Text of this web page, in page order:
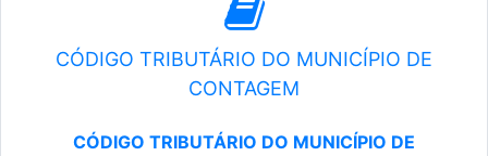
CÓDIGO TRIBUTÁRIO DO MUNICÍPIO DE
CONTAGEM
CÓDIGO TRIBUTÁRIO DO MUNICÍPIO DE